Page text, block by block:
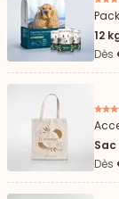
12
Dès
Sac
Dès